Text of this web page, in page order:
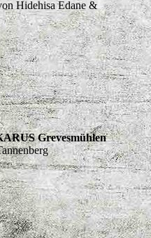
Hidehisa Edane &
Grevesmühlen